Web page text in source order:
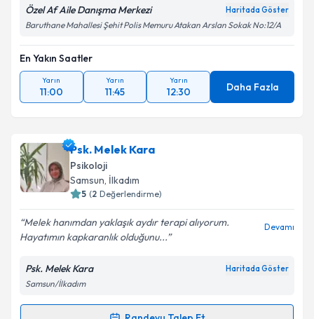
Özel Af Aile Danışma Merkezi Haritada Göster
Baruthane Mahallesi Şehit Polis Memuru Atakan Arslan Sokak No:12/A
En Yakın Saatler
Yarın
11:00
Yarın
11:45
Yarın
12:30 Daha Fazla
Psk. Melek Kara
Psikoloji
Samsun, İlkadım
5 (2 Değerlendirme)
Melek hanımdan yaklaşık aydır terapi alıyorum.
Hayatımın kapkaranlık olduğunu...
Devamı
Psk. Melek Kara Haritada Göster
Samsun/İlkadım